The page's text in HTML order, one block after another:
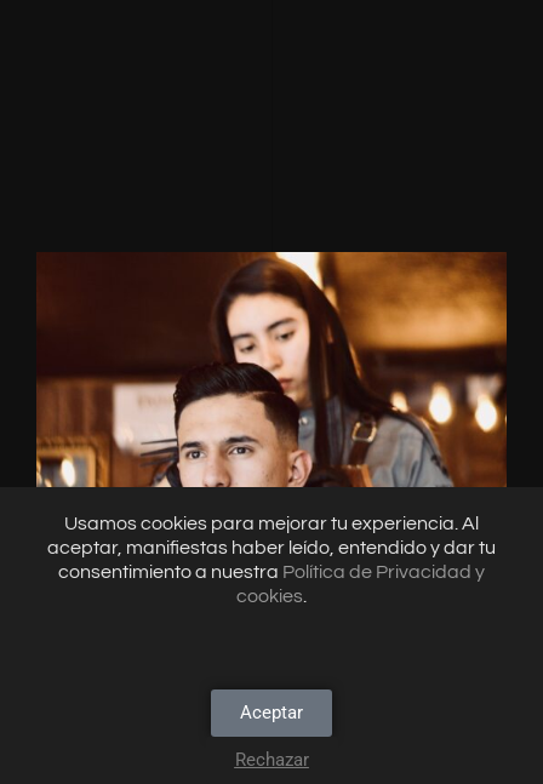
King Of Diamond
Usamos cookies para mejorar tu experiencia. Al
aceptar, manifiestas haber leído, entendido y dar tu
consentimiento a nuestra Política de Privacidad y
cookies
Aceptar
Rechazar